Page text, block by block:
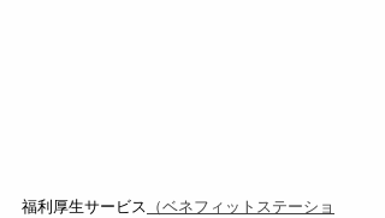
福利厚生サービス （ベネフィットステーショ